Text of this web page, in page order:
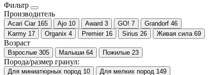
Фильтр
Производитель
Acari Ciar 165 Ajo 10 Award 3 GO! 7 Grandorf 46
Karmy 17 Organix 4 Premier 16 Sirius 26 Живая сила 69
Возраст
Взрослые 305 Малыши 64 Пожилые 23
Порода/размер гранул:
Для миниатюрных пород 10 Для мелких пород 149